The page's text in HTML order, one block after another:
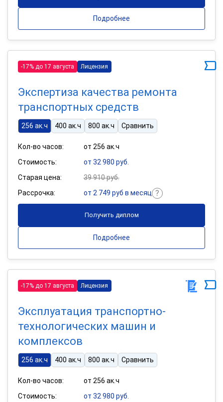
Подробнее
-17% до 17 августа Лицензия
Экспертиза качества ремонта
транспортных средств
256 ак.ч 400 ак.ч 800 ак.ч Сравнить
Кол-во часов:
от 256 ак.ч
Стоимость:
от 32 980 руб.
Старая цена:
39 910 руб.
Рассрочка:
от 2 749 руб в месяц
Получить диплом
Подробнее
-17% до 17 августа Лицензия
Эксплуатация транспортно-
технологических машин и
комплексов
256 ак.ч 400 ак.ч 800 ак.ч Сравнить
Кол-во часов:
от 256 ак.ч
Стоимость:
от 32 980 руб.